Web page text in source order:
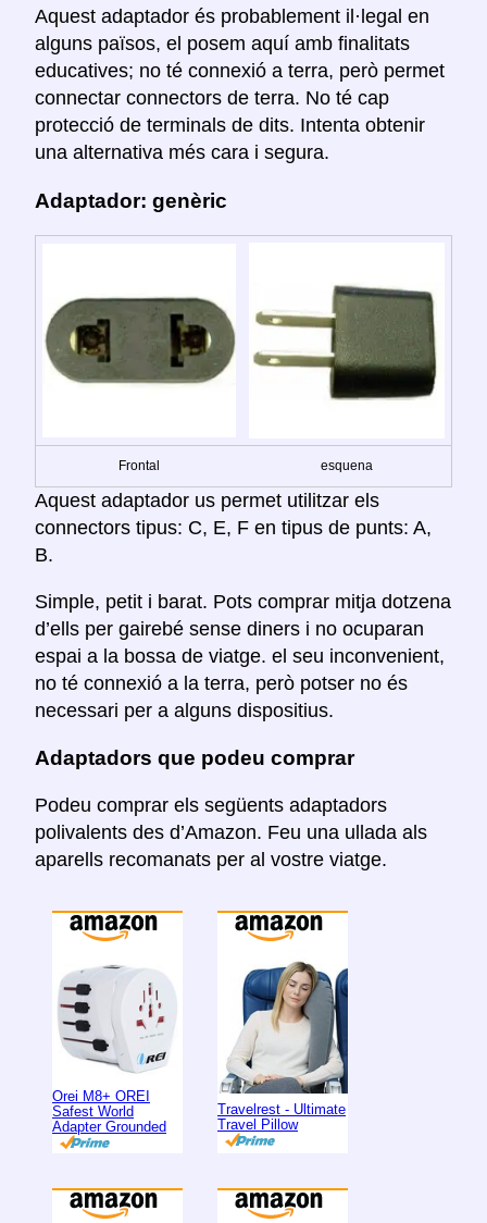
Aquest adaptador és probablement il·legal en
alguns països, el posem aquí amb finalitats
educatives; no té connexió a terra, però permet
connectar connectors de terra. No té cap
protecció de terminals de dits. Intenta obtenir
una alternativa més cara i segura.
Adaptador: genèric
Frontal esquena
Aquest adaptador us permet utilitzar els
connectors tipus: C, E, F en tipus de punts: A,
B.
Simple, petit i barat. Pots comprar mitja dotzena
d’ells per gairebé sense diners i no ocuparan
espai a la bossa de viatge. el seu inconvenient,
no té connexió a la terra, però potser no és
necessari per a alguns dispositius.
Adaptadors que podeu comprar
Podeu comprar els següents adaptadors
polivalents des d’Amazon. Feu una ullada als
aparells recomanats per al vostre viatge.
Orei M8+ OREI
Safest World
Adapter Grounded
Travelrest - Ultimate
Travel Pillow